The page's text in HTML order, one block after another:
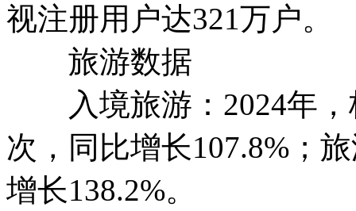
视注册用户达321万户。
旅游数据
入境旅游：2024年，
次，同比增长107.8%；
增长138.2%。